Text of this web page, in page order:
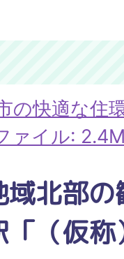
の快適な住
ァイル:
北部
（仮